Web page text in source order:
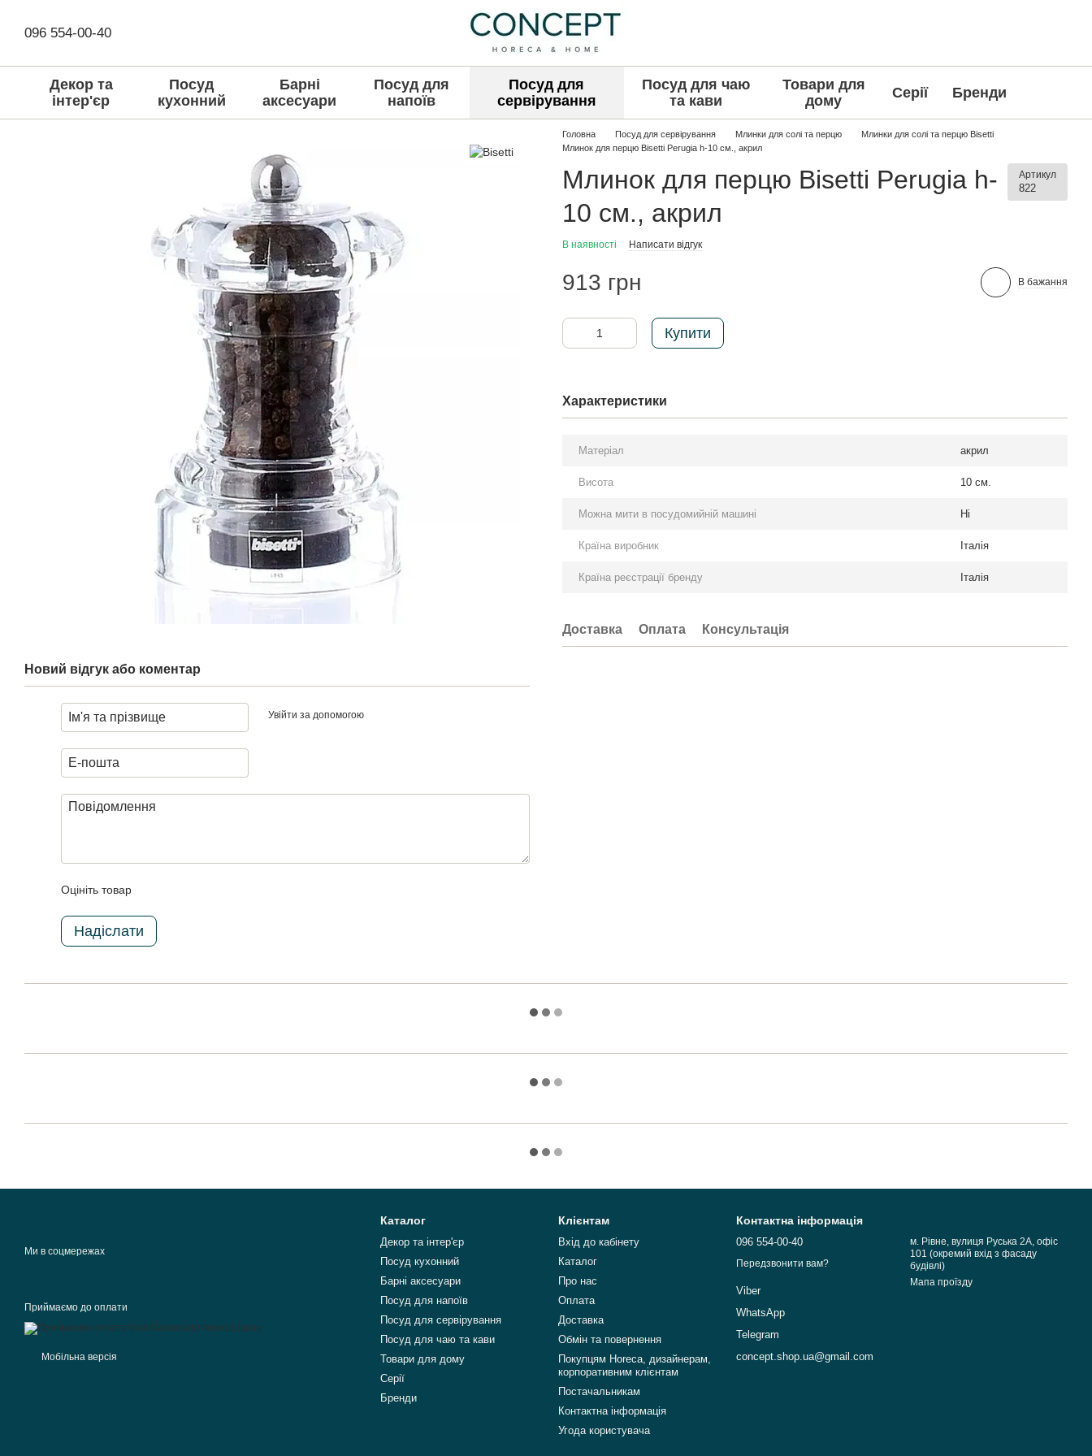
096 554-00-40
Декор та
інтер'єр
Посуд
кухонний
Барні
аксесуари
Посуд для
напоїв
Посуд для
сервірування
Посуд для чаю
та кави
Товари для
дому
Серії Бренди
Новий відгук або коментар
Увійти за допомогою
Оцініть товар
Надіслати
Головна Посуд для сервірування Млинки для солі та перцю
Млинки для солі та перцю Bisetti
Млинок для перцю Bisetti Perugia h-10 см., акрил
Млинок для перцю Bisetti Perugia h-
10 см., акрил
Артикул
822
В наявності Написати відгук
913 грн В бажання
Купити
Характеристики
Матеріал акрил
Висота 10 см.
Можна мити в посудомийній машині Ні
Країна виробник Італія
Країна реєстрації бренду Італія
Доставка Оплата Консультація
Ми в соцмережах
Приймаємо до оплати
Мобільна версія
Каталог
Декор та інтер'єр
Посуд кухонний
Барні аксесуари
Посуд для напоїв
Посуд для сервірування
Посуд для чаю та кави
Товари для дому
Серії
Бренди
Клієнтам
Вхід до кабінету
Каталог
Про нас
Оплата
Доставка
Обмін та повернення
Покупцям Horeca, дизайнерам,
корпоративним клієнтам
Постачальникам
Контактна інформація
Угода користувача
Контактна інформація
096 554-00-40
Передзвонити вам?
Viber
WhatsApp
Telegram
concept.shop.ua@gmail.com
м. Рівне, вулиця Руська 2А, офіс
101 (окремий вхід з фасаду
будівлі)
Мапа проїзду